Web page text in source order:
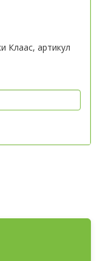
Клаас, артикул